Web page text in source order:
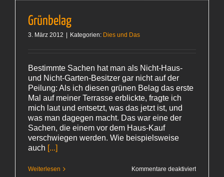
Grünbelag
3. März 2012 Kategorien: Dies und Das
Bestimmte Sachen hat man als Nicht-Haus-
und Nicht-Garten-Besitzer gar nicht auf der
Peilung: Als ich diesen grünen Belag das erste
Mal auf meiner Terrasse erblickte, fragte ich
mich laut und entsetzt, was das jetzt ist, und
was man dagegen macht. Das war eine der
Sachen, die einem vor dem Haus-Kauf
verschwiegen werden. Wie beispielsweise
auch [...]
Weiterlesen Kommentare deaktiviertfür